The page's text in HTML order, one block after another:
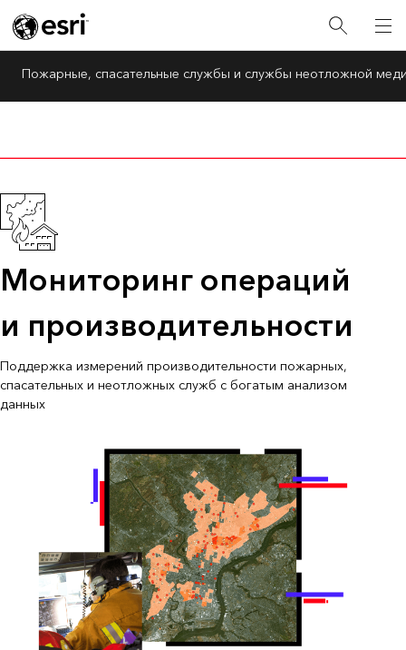
Пожарные, спасательные службы и службы неотложной
Мониторинг операций
и производительности
Поддержка измерений производительности пожарных,
спасательных и неотложных служб с богатым анализом
данных